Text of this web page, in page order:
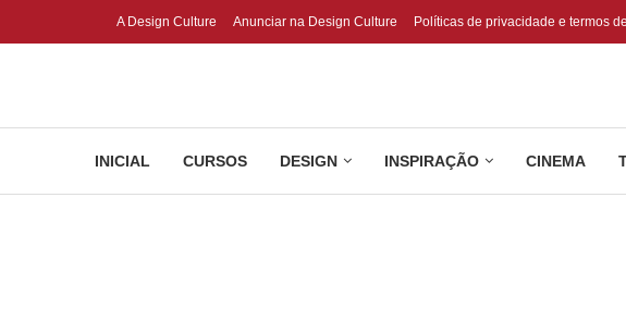
A Design Culture Anunciar na Design Culture Políticas de privacidade e termos
INICIAL CURSOS DESIGN INSPIRAÇÃO CINEMA